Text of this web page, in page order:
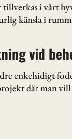
i vårt
känsla i
vid
enkelsidigt
där man